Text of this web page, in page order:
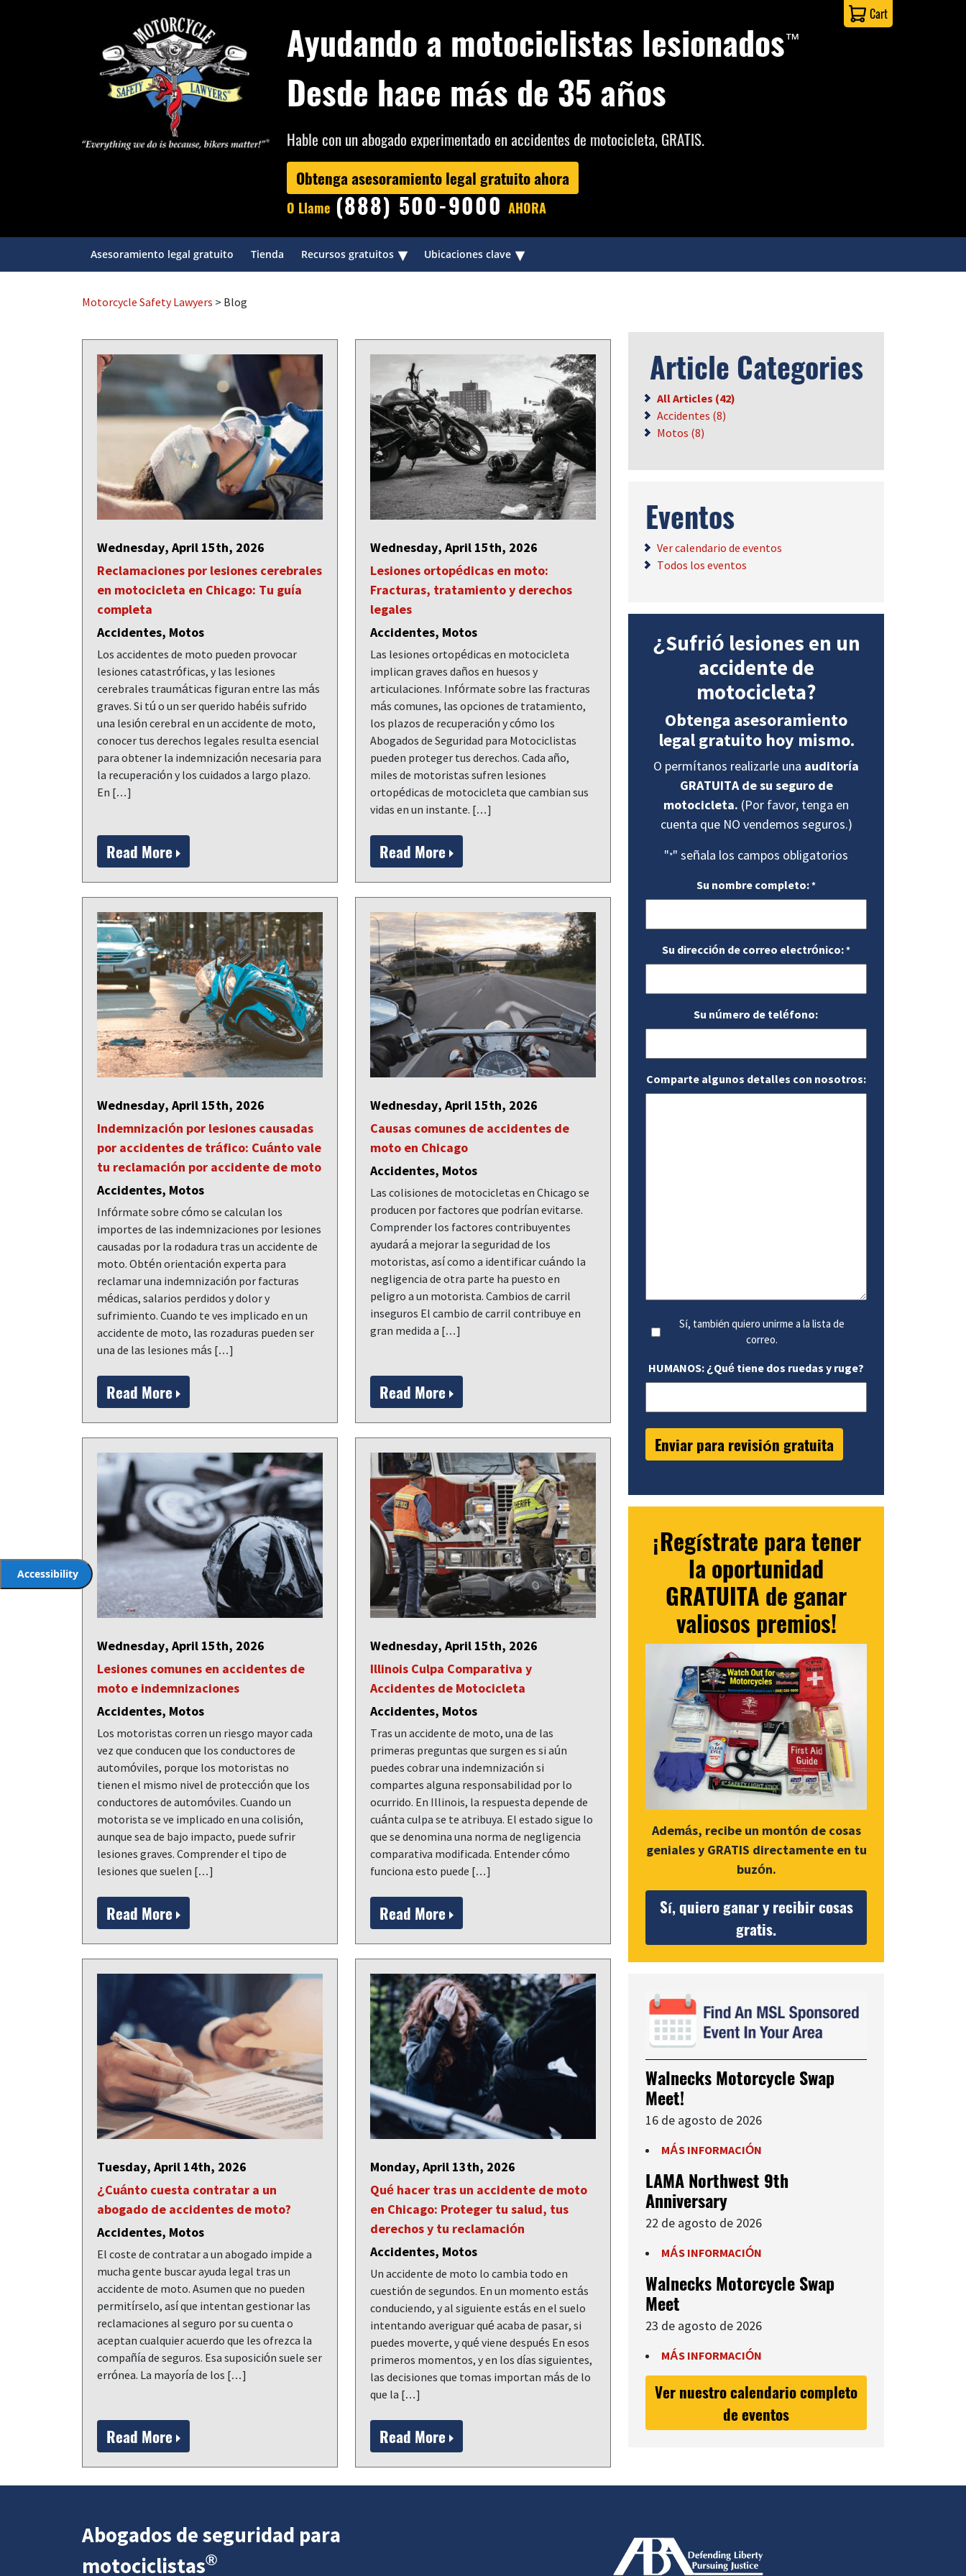
Accessibility
Cart
Ayudando a motociclistas lesionados™
Desde hace más de 35 años
Hable con un abogado experimentado en accidentes de motocicleta, GRATIS.
Obtenga asesoramiento legal gratuito ahora
O Llame (888) 500-9000 AHORA
Asesoramiento legal gratuito Tienda Recursos gratuitos ▾ Ubicaciones clave ▾
Motorcycle Safety Lawyers > Blog
Wednesday, April 15th, 2026
Reclamaciones por lesiones cerebrales
en motocicleta en Chicago: Tu guía
completa
Accidentes, Motos
Los accidentes de moto pueden provocar
lesiones catastróficas, y las lesiones
cerebrales traumáticas figuran entre las más
graves. Si tú o un ser querido habéis sufrido
una lesión cerebral en un accidente de moto,
conocer tus derechos legales resulta esencial
para obtener la indemnización necesaria para
la recuperación y los cuidados a largo plazo.
En […]
Read More
Wednesday, April 15th, 2026
Lesiones ortopédicas en moto:
Fracturas, tratamiento y derechos
legales
Accidentes, Motos
Las lesiones ortopédicas en motocicleta
implican graves daños en huesos y
articulaciones. Infórmate sobre las fracturas
más comunes, las opciones de tratamiento,
los plazos de recuperación y cómo los
Abogados de Seguridad para Motociclistas
pueden proteger tus derechos. Cada año,
miles de motoristas sufren lesiones
ortopédicas de motocicleta que cambian sus
vidas en un instante. […]
Read More
Wednesday, April 15th, 2026
Indemnización por lesiones causadas
por accidentes de tráfico: Cuánto vale
tu reclamación por accidente de moto
Accidentes, Motos
Infórmate sobre cómo se calculan los
importes de las indemnizaciones por lesiones
causadas por la rodadura tras un accidente de
moto. Obtén orientación experta para
reclamar una indemnización por facturas
médicas, salarios perdidos y dolor y
sufrimiento. Cuando te ves implicado en un
accidente de moto, las rozaduras pueden ser
una de las lesiones más […]
Read More
Wednesday, April 15th, 2026
Causas comunes de accidentes de
moto en Chicago
Accidentes, Motos
Las colisiones de motocicletas en Chicago se
producen por factores que podrían evitarse.
Comprender los factores contribuyentes
ayudará a mejorar la seguridad de los
motoristas, así como a identificar cuándo la
negligencia de otra parte ha puesto en
peligro a un motorista. Cambios de carril
inseguros El cambio de carril contribuye en
gran medida a […]
Read More
Wednesday, April 15th, 2026
Lesiones comunes en accidentes de
moto e indemnizaciones
Accidentes, Motos
Los motoristas corren un riesgo mayor cada
vez que conducen que los conductores de
automóviles, porque los motoristas no
tienen el mismo nivel de protección que los
conductores de automóviles. Cuando un
motorista se ve implicado en una colisión,
aunque sea de bajo impacto, puede sufrir
lesiones graves. Comprender el tipo de
lesiones que suelen […]
Read More
Wednesday, April 15th, 2026
Illinois Culpa Comparativa y
Accidentes de Motocicleta
Accidentes, Motos
Tras un accidente de moto, una de las
primeras preguntas que surgen es si aún
puedes cobrar una indemnización si
compartes alguna responsabilidad por lo
ocurrido. En Illinois, la respuesta depende de
cuánta culpa se te atribuya. El estado sigue lo
que se denomina una norma de negligencia
comparativa modificada. Entender cómo
funciona esto puede […]
Read More
Tuesday, April 14th, 2026
¿Cuánto cuesta contratar a un
abogado de accidentes de moto?
Accidentes, Motos
El coste de contratar a un abogado impide a
mucha gente buscar ayuda legal tras un
accidente de moto. Asumen que no pueden
permitírselo, así que intentan gestionar las
reclamaciones al seguro por su cuenta o
aceptan cualquier acuerdo que les ofrezca la
compañía de seguros. Esa suposición suele ser
errónea. La mayoría de los […]
Read More
Monday, April 13th, 2026
Qué hacer tras un accidente de moto
en Chicago: Proteger tu salud, tus
derechos y tu reclamación
Accidentes, Motos
Un accidente de moto lo cambia todo en
cuestión de segundos. En un momento estás
conduciendo, y al siguiente estás en el suelo
intentando averiguar qué acaba de pasar, si
puedes moverte, y qué viene después En esos
primeros momentos, y en los días siguientes,
las decisiones que tomas importan más de lo
que la […]
Read More
Article Categories
All Articles (42)
Accidentes (8)
Motos (8)
Eventos
Ver calendario de eventos
Todos los eventos
¿Sufrió lesiones en un
accidente de
motocicleta?
Obtenga asesoramiento
legal gratuito hoy mismo.
O permítanos realizarle una auditoría
GRATUITA de su seguro de
motocicleta. (Por favor, tenga en
cuenta que NO vendemos seguros.)
"*" señala los campos obligatorios
Su nombre completo:*
Su dirección de correo electrónico:*
Su número de teléfono:
Comparte algunos detalles con nosotros:
Sí, también quiero unirme a la lista de
correo.
HUMANOS: ¿Qué tiene dos ruedas y ruge?
¡Regístrate para tener
la oportunidad
GRATUITA de ganar
valiosos premios!
Además, recibe un montón de cosas
geniales y GRATIS directamente en tu
buzón.
Sí, quiero ganar y recibir cosas
gratis.
Walnecks Motorcycle Swap
Meet!
16 de agosto de 2026
MÁS INFORMACIÓN
LAMA Northwest 9th
Anniversary
22 de agosto de 2026
MÁS INFORMACIÓN
Walnecks Motorcycle Swap
Meet
23 de agosto de 2026
MÁS INFORMACIÓN
Ver nuestro calendario completo
de eventos
Abogados de seguridad para
motociclistas®